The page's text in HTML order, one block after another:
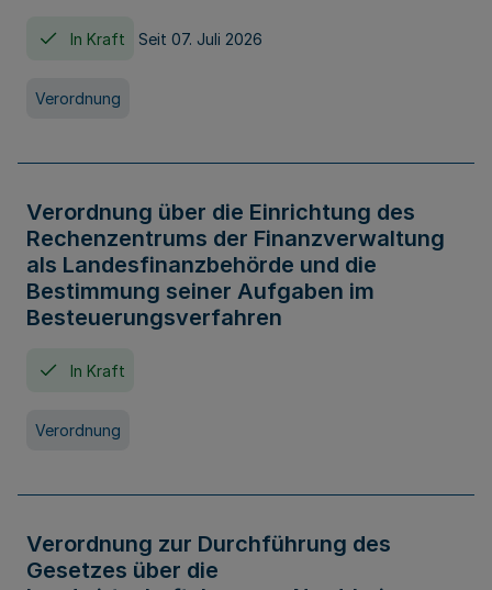
In Kraft Seit 07. Juli 2026
Verordnung
Verordnung über die Einrichtung des
Rechenzentrums der Finanzverwaltung
als Landesfinanzbehörde und die
Bestimmung seiner Aufgaben im
Besteuerungsverfahren
In Kraft
Verordnung
Verordnung zur Durchführung des
Gesetzes über die